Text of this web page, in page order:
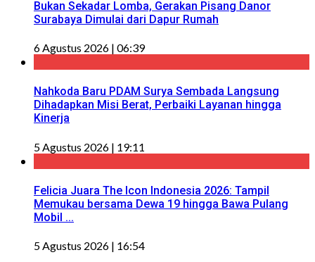
Bukan Sekadar Lomba, Gerakan Pisang Danor
Surabaya Dimulai dari Dapur Rumah
6 Agustus 2026 | 06:39
Nahkoda Baru PDAM Surya Sembada Langsung
Dihadapkan Misi Berat, Perbaiki Layanan hingga
Kinerja
5 Agustus 2026 | 19:11
Felicia Juara The Icon Indonesia 2026: Tampil
Memukau bersama Dewa 19 hingga Bawa Pulang
Mobil ...
5 Agustus 2026 | 16:54